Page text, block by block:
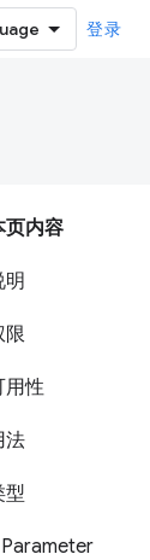
登录
页内容
明
限
用性
法
型
Parameter